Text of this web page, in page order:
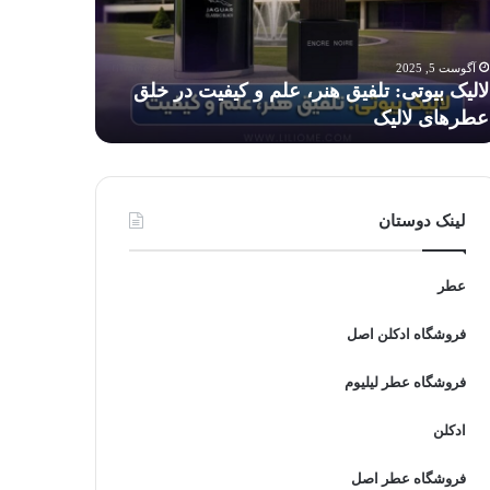
آگوست 5, 2025
لالیک بیوتی: تلفیق هنر، علم و کیفیت در خلق
عطرهای لالیک
کودکان
خطرناک
لینک دوستان
عطر
فروشگاه ادکلن اصل
فروشگاه عطر لیلیوم
ادکلن
فروشگاه عطر اصل